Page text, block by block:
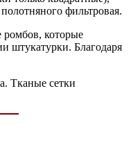
фильтровая.
ромбов, которые
штукатурки. Благодаря
Тканые сетки